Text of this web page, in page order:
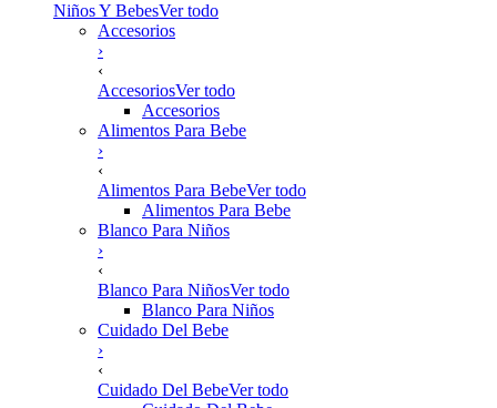
Niños Y BebesVer todo
Accesorios
›
‹
AccesoriosVer todo
Accesorios
Alimentos Para Bebe
›
‹
Alimentos Para BebeVer todo
Alimentos Para Bebe
Blanco Para Niños
›
‹
Blanco Para NiñosVer todo
Blanco Para Niños
Cuidado Del Bebe
›
‹
Cuidado Del BebeVer todo